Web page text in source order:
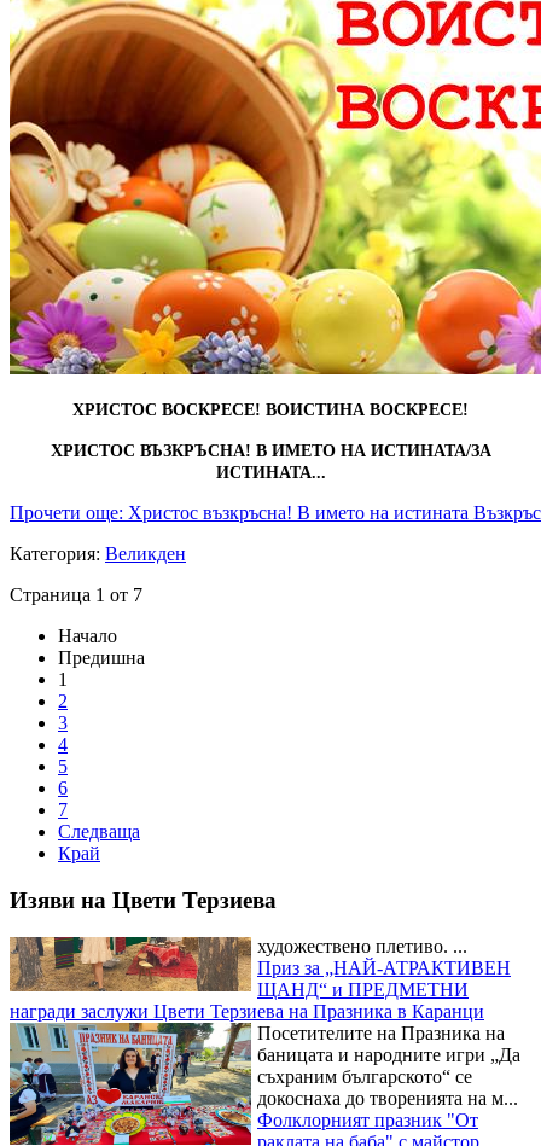
ХРИСТОС ВОСКРЕСЕ! ВОИСТИНА ВОСКРЕСЕ!
ХРИСТОС ВЪЗКРЪСНА! В ИМЕТО НА ИСТИНАТА/ЗА
ИСТИНАТА...
Прочети още: Христос възкръсна! В името на истината
Категория: Великден
Страница 1 от 7
Начало
Предишна
1
2
3
4
5
6
7
Следваща
Край
Изяви на Цвети Терзиева
Магията на занаята оживя в детската работилница на майстор
Бръшлен в сцена на художественото плетиво
иновативна колекция от
Приз за „НАЙ-АТРАКТИВЕН
ЩАНД“ и ПРЕДМЕТНИ
награди заслужи Цвети Терзиева на Празника в Каранци
Посетителите на Празника на
баницата и народните игри „Да
съхраним българското“ се
докоснаха до творенията на м...
Фолклорният празник "От
раклата на баба" с майстор
Цвети ТерзиеваМайстор Цвети